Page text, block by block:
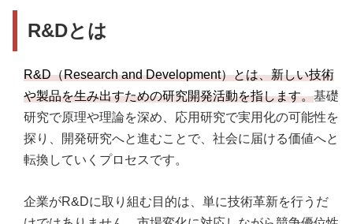
R&Dとは
R&D（Research and Development）とは、新しい技術
や製品を生み出すための研究開発活動を指します。基礎
研究で原理や理論を深め、応用研究で実用化の可能性を
探り、開発研究へと進むことで、社会に届ける価値へと
転換していくプロセスです。
企業がR&Dに取り組む目的は、単に技術革新を行うだ